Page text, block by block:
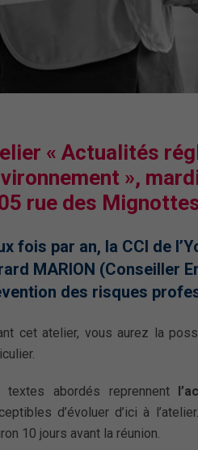
« Actualités
»,
rue des
fois par an, la CCI de
MARION (Conseiller
des risques
cet atelier, vous aurez la
textes abordés reprennent
d’évoluer d’ici à
10 jours avant la réunion.